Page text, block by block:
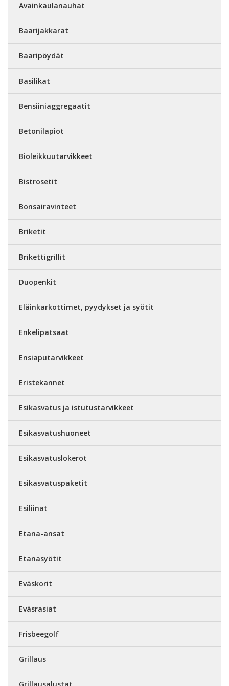
Avainkaulanauhat
Baarijakkarat
Baaripöydät
Basilikat
Bensiiniaggregaatit
Betonilapiot
Bioleikkuutarvikkeet
Bistrosetit
Bonsairavinteet
Briketit
Brikettigrillit
Duopenkit
Eläinkarkottimet, pyydykset ja syötit
Enkelipatsaat
Ensiaputarvikkeet
Eristekannet
Esikasvatus ja istutustarvikkeet
Esikasvatushuoneet
Esikasvatuslokerot
Esikasvatuspaketit
Esiliinat
Etana-ansat
Etanasyötit
Eväskorit
Eväsrasiat
Frisbeegolf
Grillaus